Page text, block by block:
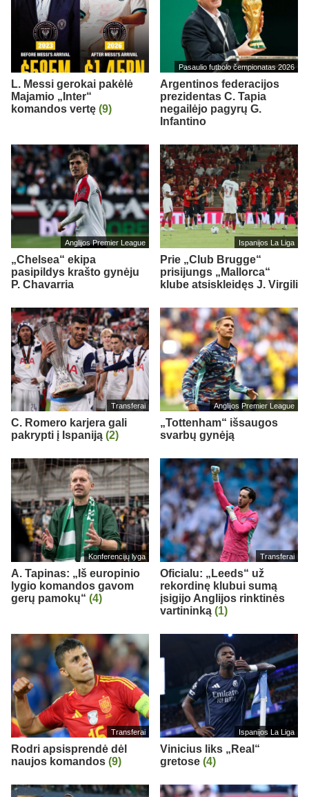
L. Messi gerokai pakėlė
Majamio „Inter“
komandos vertę (9)
Pasaulio futbolo čempionatas 2026
Argentinos federacijos
prezidentas C. Tapia
negailėjo pagyrų G.
Infantino
Anglijos Premier League
„Chelsea“ ekipa
pasipildys krašto gynėju
P. Chavarria
Ispanijos La Liga
Prie „Club Brugge“
prisijungs „Mallorca“
klube atsiskleidęs J. Virgili
Transferai
C. Romero karjera gali
pakrypti į Ispaniją (2)
Anglijos Premier League
„Tottenham“ išsaugos
svarbų gynėją
Konferencijų lyga
A. Tapinas: „Iš europinio
lygio komandos gavom
gerų pamokų“ (4)
Transferai
Oficialu: „Leeds“ už
rekordinę klubui sumą
įsigijo Anglijos rinktinės
vartininką (1)
Transferai
Rodri apsisprendė dėl
naujos komandos (9)
Ispanijos La Liga
Vinicius liks „Real“
gretose (4)